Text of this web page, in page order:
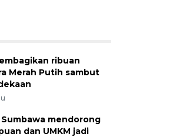
ribuan
Merah Putih sambut
mendorong
dan UMKM jadi